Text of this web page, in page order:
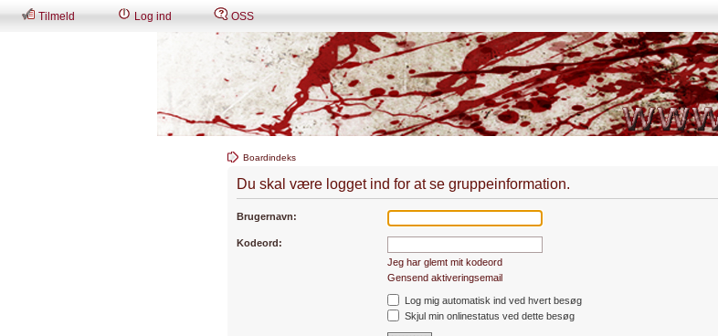
Tilmeld Log ind OSS
Boardindeks
Du skal være logget ind for at se gruppeinformation.
Brugernavn:
Kodeord:
Jeg har glemt mit kodeord
Gensend aktiveringsemail
Log mig automatisk ind ved hvert besøg
Skjul min onlinestatus ved dette besøg